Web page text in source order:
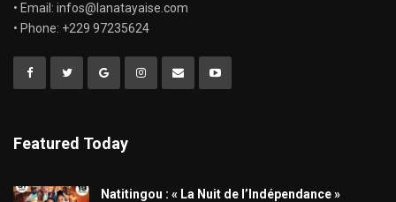
• Email: infos@lanatayaise.com
• Phone: +229 97235624
Featured Today
​Natitingou : « La Nuit de l’Indépendance »